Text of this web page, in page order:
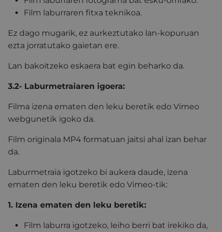
Film laburraren fitxa teknikoa.
Ez dago mugarik, ez aurkeztutako lan-kopuruan
ezta jorratutako gaietan ere.
Lan bakoitzeko eskaera bat egin beharko da.
3.2- Laburmetraiaren igoera:
Filma izena ematen den leku beretik edo Vimeo
webgunetik igoko da.
Film originala MP4 formatuan jaitsi ahal izan behar
da.
Laburmetraia igotzeko bi aukera daude, izena
ematen den leku beretik edo Vimeo-tik:
1. Izena ematen den leku beretik:
Film laburra igotzeko, leiho berri bat irekiko da,